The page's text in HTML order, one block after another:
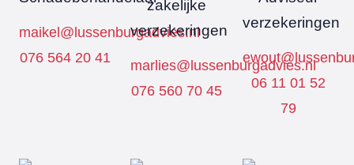
maikel@lussenburgadvies.nl
076 564 20 41
zakelijke
verzekeringen
marlies@lussenburgadvies.nl
076 560 70 45
verzekeringen
06 11 01 52
79